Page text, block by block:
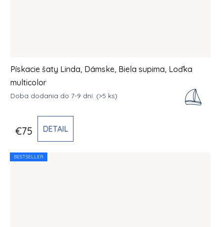
Pískacie šaty Linda, Dámske, Biela supima, Loďka
multicolor
Doba dodania do 7-9 dní. (>5 ks)
€75 DETAIL
BESTSELLER